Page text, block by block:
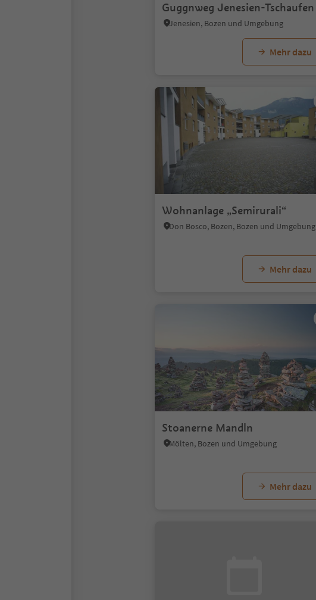
Guggnweg Jenesien-Tschaufen
Jenesien, Bozen und Umgebung
Mehr dazu
Wohnanlage „Semirurali“
Don Bosco, Bozen, Bozen und Umgebung
Mehr dazu
Stoanerne Mandln
Mölten, Bozen und Umgebung
Mehr dazu